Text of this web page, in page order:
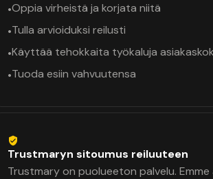
•Oppia virheistä ja korjata niitä
•Tulla arvioiduksi reilusti
•Käyttää tehokkaita työkaluja
•Tuoda esiin vahvuutensa
Trustmaryn sitoumus reiluuteen
Trustmary on puolueeton palvelu.